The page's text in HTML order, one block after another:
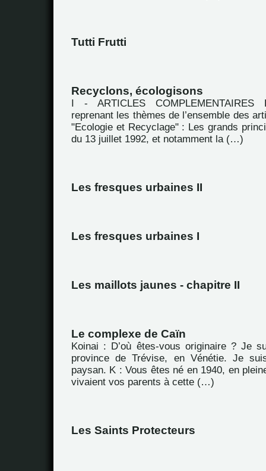
Tutti Frutti
Recyclons, écologisons
I - ARTICLES COMPLEMENTAIRES
reprenant les thèmes de l’ensemble des
"Ecologie et Recyclage" : Les grands
du 13 juillet 1992, et notamment la (…)
Les fresques urbaines II
Les fresques urbaines I
Les maillots jaunes - chapitre II
Le complexe de Caïn
Koinai : D’où êtes-vous originaire ? Je
province de Trévise, en Vénétie. Je
paysan. K : Vous êtes né en 1940, en
vivaient vos parents à cette (…)
Les Saints Protecteurs